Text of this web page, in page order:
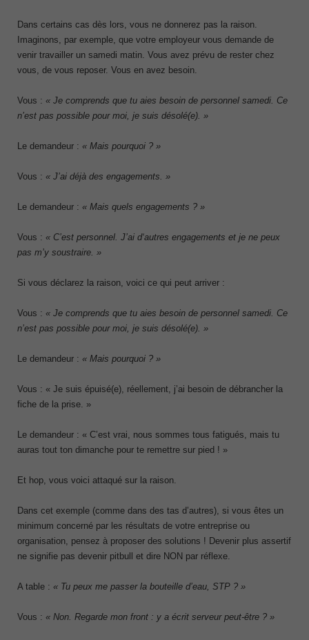
Dans certains cas dès lors, vous ne donnerez pas la raison.
Imaginons, par exemple, que votre employeur vous demande de
venir travailler un samedi matin. Vous avez prévu de rester chez
vous, de vous reposer. Vous en avez besoin.
Vous : « Je comprends que tu aies besoin de personnel samedi. Ce
n’est pas possible pour moi, je suis désolé(e). »
Le demandeur : « Mais pourquoi ? »
Vous : « J’ai déjà des engagements. »
Le demandeur : « Mais quels engagements ? »
Vous : « C’est personnel. J’ai d‘autres engagements et je ne peux
pas m’y soustraire. »
Si vous déclarez la raison, voici ce qui peut arriver :
Vous : « Je comprends que tu aies besoin de personnel samedi. Ce
n’est pas possible pour moi, je suis désolé(e). »
Le demandeur : « Mais pourquoi ? »
Vous : « Je suis épuisé(e), réellement, j’ai besoin de débrancher la
fiche de la prise. »
Le demandeur : « C’est vrai, nous sommes tous fatigués, mais tu
auras tout ton dimanche pour te remettre sur pied ! »
Et hop, vous voici attaqué sur la raison.
Dans cet exemple (comme dans des tas d’autres), si vous êtes un
minimum concerné par les résultats de votre entreprise ou
organisation, pensez à proposer des solutions ! Devenir plus assertif
ne signifie pas devenir pitbull et dire NON par réflexe.
A table : « Tu peux me passer la bouteille d’eau, STP ? »
Vous : « Non. Regarde mon front : y a écrit serveur peut-être ? »